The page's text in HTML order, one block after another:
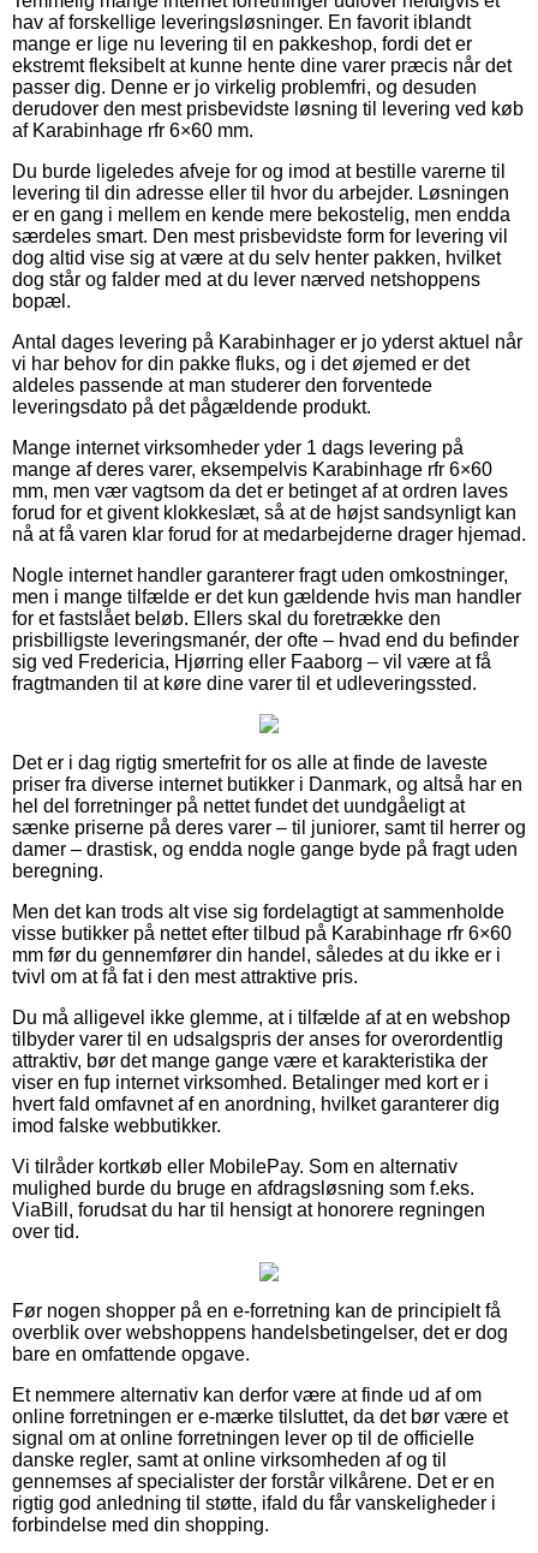
hav af forskellige leveringsløsninger. En favorit iblandt
mange er lige nu levering til en pakkeshop, fordi det er
ekstremt fleksibelt at kunne hente dine varer præcis når det
passer dig. Denne er jo virkelig problemfri, og desuden
derudover den mest prisbevidste løsning til levering ved køb
af Karabinhage rfr 6×60 mm.
Du burde ligeledes afveje for og imod at bestille varerne til
levering til din adresse eller til hvor du arbejder. Løsningen
er en gang i mellem en kende mere bekostelig, men endda
særdeles smart. Den mest prisbevidste form for levering vil
dog altid vise sig at være at du selv henter pakken, hvilket
dog står og falder med at du lever nærved netshoppens
bopæl.
Antal dages levering på Karabinhager er jo yderst aktuel når
vi har behov for din pakke fluks, og i det øjemed er det
aldeles passende at man studerer den forventede
leveringsdato på det pågældende produkt.
Mange internet virksomheder yder 1 dags levering på
mange af deres varer, eksempelvis Karabinhage rfr 6×60
mm, men vær vagtsom da det er betinget af at ordren laves
forud for et givent klokkeslæt, så at de højst sandsynligt kan
nå at få varen klar forud for at medarbejderne drager hjemad.
Nogle internet handler garanterer fragt uden omkostninger,
men i mange tilfælde er det kun gældende hvis man handler
for et fastslået beløb. Ellers skal du foretrække den
prisbilligste leveringsmanér, der ofte – hvad end du befinder
sig ved Fredericia, Hjørring eller Faaborg – vil være at få
fragtmanden til at køre dine varer til et udleveringssted.
Det er i dag rigtig smertefrit for os alle at finde de laveste
priser fra diverse internet butikker i Danmark, og altså har en
hel del forretninger på nettet fundet det uundgåeligt at
sænke priserne på deres varer – til juniorer, samt til herrer og
damer – drastisk, og endda nogle gange byde på fragt uden
beregning.
Men det kan trods alt vise sig fordelagtigt at sammenholde
visse butikker på nettet efter tilbud på Karabinhage rfr 6×60
mm før du gennemfører din handel, således at du ikke er i
tvivl om at få fat i den mest attraktive pris.
Du må alligevel ikke glemme, at i tilfælde af at en webshop
tilbyder varer til en udsalgspris der anses for overordentlig
attraktiv, bør det mange gange være et karakteristika der
viser en fup internet virksomhed. Betalinger med kort er i
hvert fald omfavnet af en anordning, hvilket garanterer dig
imod falske webbutikker.
Vi tilråder kortkøb eller MobilePay. Som en alternativ
mulighed burde du bruge en afdragsløsning som f.eks.
ViaBill, forudsat du har til hensigt at honorere regningen
over tid.
Før nogen shopper på en e-forretning kan de principielt få
overblik over webshoppens handelsbetingelser, det er dog
bare en omfattende opgave.
Et nemmere alternativ kan derfor være at finde ud af om
online forretningen er e-mærke tilsluttet, da det bør være et
signal om at online forretningen lever op til de officielle
danske regler, samt at online virksomheden af og til
gennemses af specialister der forstår vilkårene. Det er en
rigtig god anledning til støtte, ifald du får vanskeligheder i
forbindelse med din shopping.